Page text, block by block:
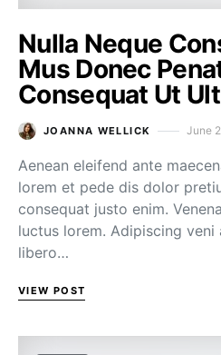
Nulla Neque
Mus Donec
Consequat Ut
JOANNA WELLICK June
Aenean eleifend ante
lorem et pede dis dolor
consequat justo enim.
luctus lorem. Adipiscing veni
libero…
VIEW POST